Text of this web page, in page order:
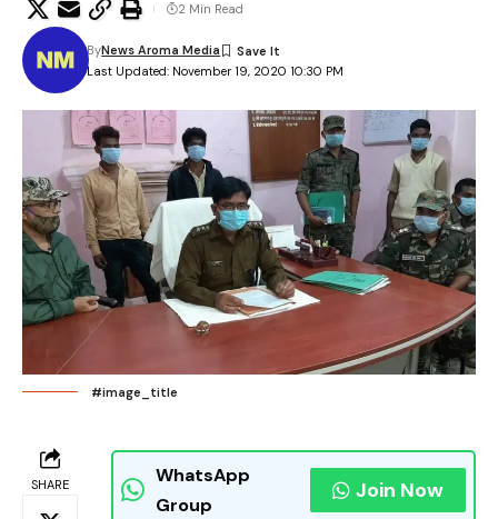
Last Updated: November 19, 2020 10:30 PM
ByNews Aroma Media
2 Min Read
#image_title
SHARE
WhatsApp
Group
Join Now